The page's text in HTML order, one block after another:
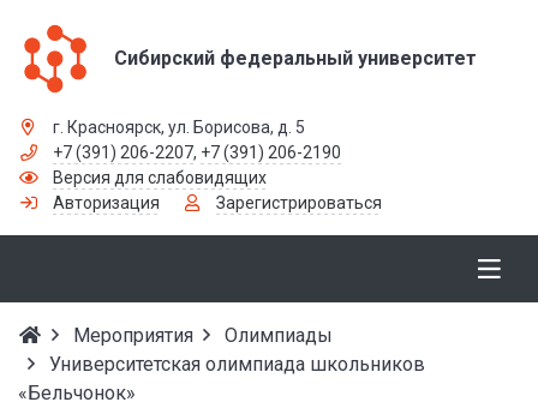
Сибирский федеральный университет
г. Красноярск, ул. Борисова, д. 5
+7 (391) 206-2207, +7 (391) 206-2190
Версия для слабовидящих
Авторизация
Зарегистрироваться
Мероприятия
Олимпиады
Университетская олимпиада школьников
«Бельчонок»